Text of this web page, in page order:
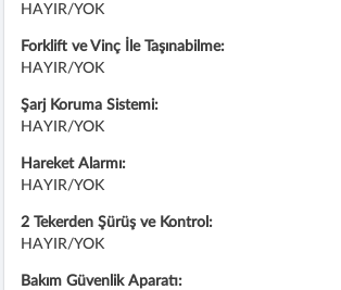
HAYIR/YOK
Forklift ve Vinç İle Taşınabilme:
HAYIR/YOK
Şarj Koruma Sistemi:
HAYIR/YOK
Hareket Alarmı:
HAYIR/YOK
2 Tekerden Şürüş ve Kontrol:
HAYIR/YOK
Bakım Güvenlik Aparatı: